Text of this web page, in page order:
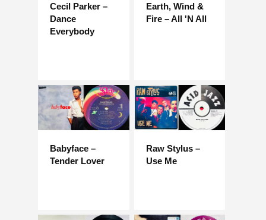
Cecil Parker –
Dance
Everybody
Earth, Wind &
Fire – All 'N All
Babyface –
Tender Lover
Raw Stylus –
Use Me